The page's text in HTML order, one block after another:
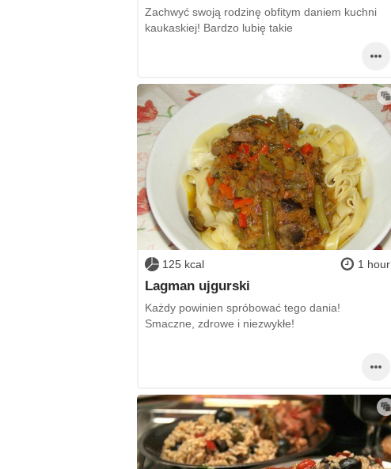
Zachwyć swoją rodzinę obfitym daniem kuchni
kaukaskiej! Bardzo lubię takie
125 kcal 1 hour
Lagman ujgurski
Każdy powinien spróbować tego dania!
Smaczne, zdrowe i niezwykłe!